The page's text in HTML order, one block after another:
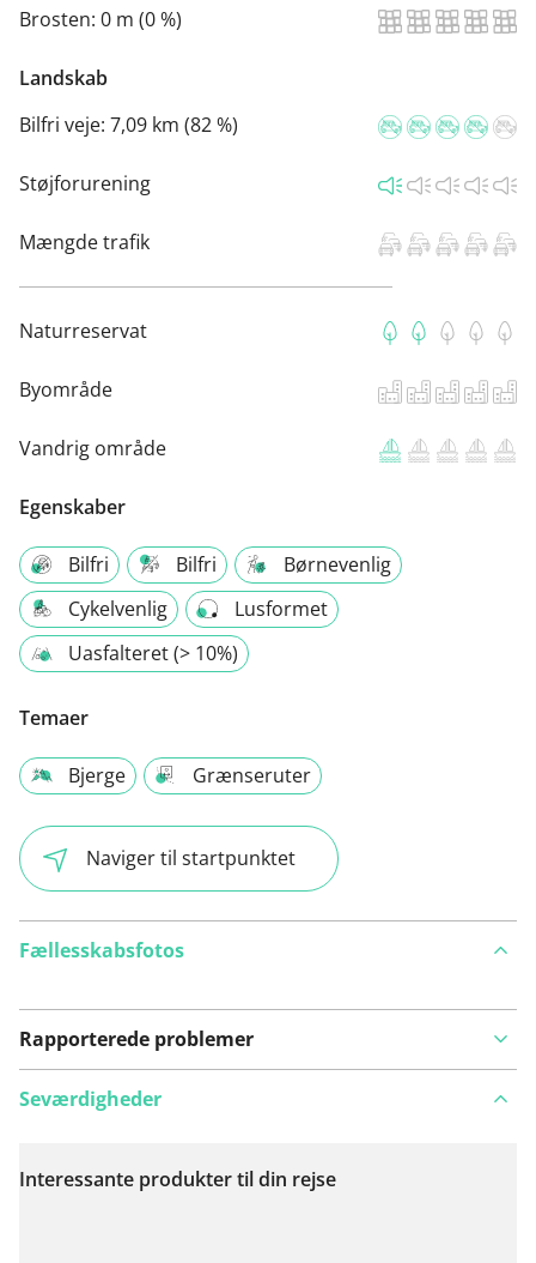
Brosten: 0 m (0 %)
Landskab
Bilfri veje: 7,09 km (82 %)
Støjforurening
Mængde trafik
Naturreservat
Byområde
Vandrig område
Egenskaber
Bilfri Bilfri
Børnevenlig
Cykelvenlig
Lusformet
Uasfalteret (> 10%)
Temaer
Bjerge Grænseruter
Naviger til startpunktet
Fællesskabsfotos
Rapporterede problemer
Se på kort
Seværdigheder
Interessante produkter til din rejse